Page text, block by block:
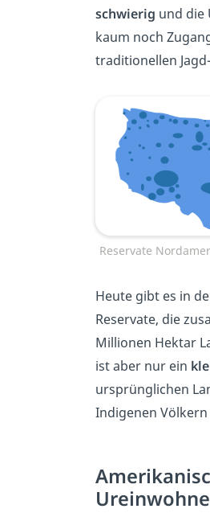
schwierig und die
kaum noch
traditionellen
Reservate
Heute gibt es in
Reservate, die
Millionen Hektar
ist aber nur ein
ursprünglichen
Indigenen